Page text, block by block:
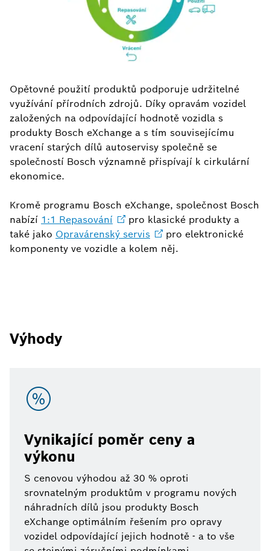
Opětovné použití produktů podporuje udržitelné
využívání přírodních zdrojů. Díky opravám vozidel
založených na odpovídající hodnotě vozidla s
produkty Bosch eXchange a s tím souvisejícímu
vracení starých dílů autoservisy společně se
společností Bosch významně přispívají k cirkulární
ekonomice.
Kromě programu Bosch eXchange, společnost Bosch
nabízí 1:1 Repasování
pro klasické produkty a
také jako Opravárenský servis
pro elektronické
komponenty ve vozidle a kolem něj.
Výhody
Vynikající poměr ceny a
výkonu
S cenovou výhodou až 30 % oproti
srovnatelným produktům v programu nových
náhradních dílů jsou produkty Bosch
eXchange optimálním řešením pro opravy
vozidel odpovídající jejich hodnotě - a to vše